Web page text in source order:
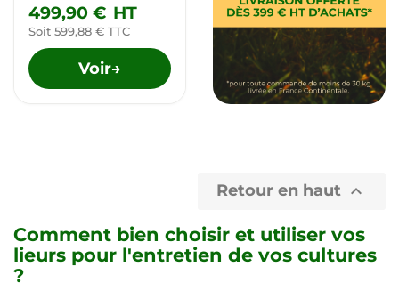
499,90 € HT
Soit 599,88 € TTC
Voir→
Retour en haut 
Comment bien choisir et utiliser vos
lieurs pour l'entretien de vos cultures
?